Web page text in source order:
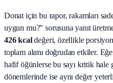
Donat için bu rapor, rakamları
uygun mu?" sorusuna yanıt
426 kcaldeğeri, özellikle
toplam alımı doğrudan etkiler.
hafif öğünlerse bu sayı kritik
dönemlerinde ise aynı değer